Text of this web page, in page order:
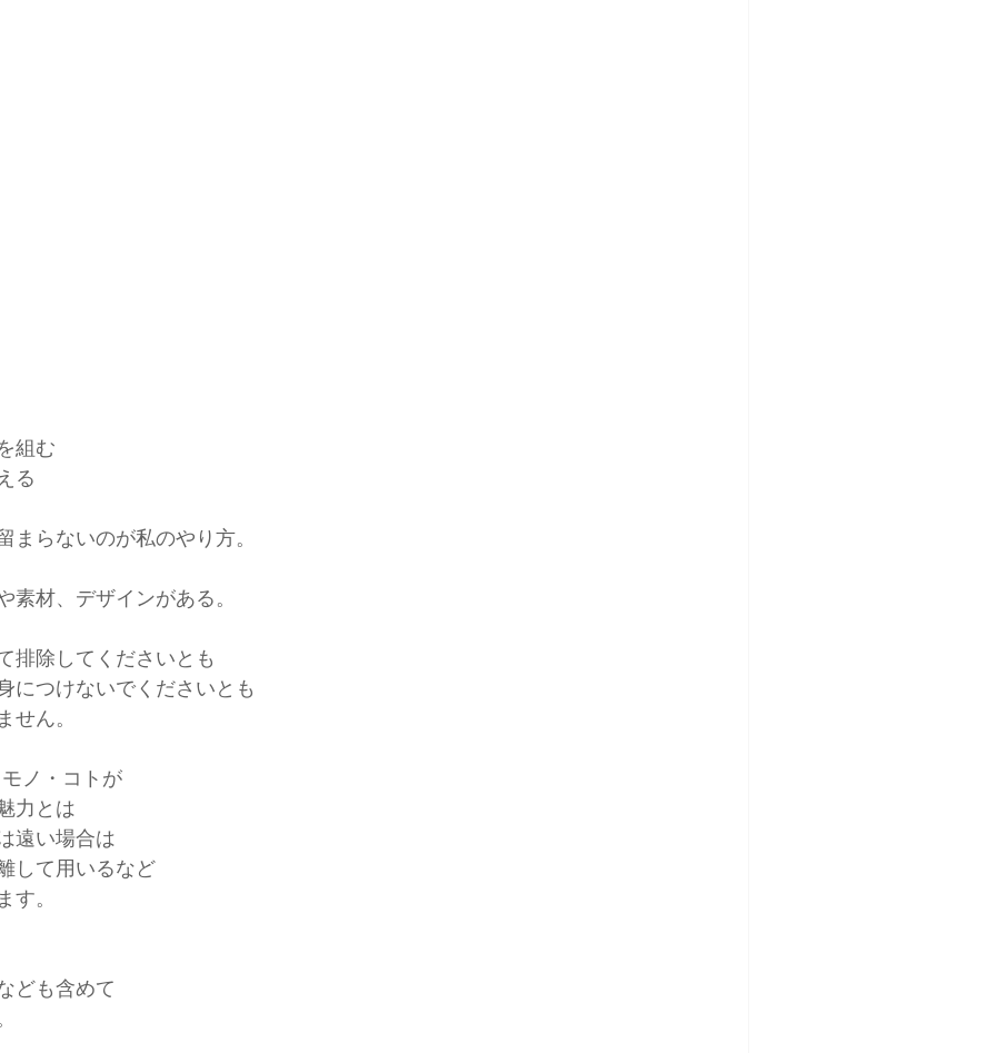
組む
る
まらないのが私のやり方。
素材、デザインがある。
排除してくださいとも
につけないでくださいとも
せん。
ノ・コトが
力とは
遠い場合は
して用いるなど
す。
ども含めて